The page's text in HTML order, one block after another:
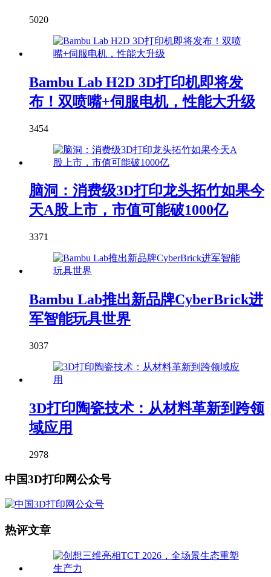
5020
Bambu Lab H2D 3D打印机即将发
布！双喷嘴+伺服电机，性能大升级
3454
脑洞：消费级3D打印龙头拓竹如果今
天A股上市，市值可能破1000亿
3371
Bambu Lab推出新品牌CyberBrick进
军智能玩具世界
3037
3D打印陶瓷技术：从材料革新到跨领
域应用
2978
中国3D打印网公众号
热评文章